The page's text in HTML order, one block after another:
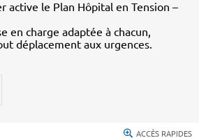
active le Plan Hôpital en Tension –
en charge adaptée à chacun,
déplacement aux urgences.
ACCÈS RAPIDES